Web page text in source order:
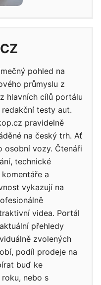
pohled na
průmyslu z
hlavních cílů portálu
testy aut.
pravidelně
na český trh. Ať
osobní vozy. Čtenáři
technické
a
vykazují na
videa. Portál
přehledy
zvolených
podíl prodeje na
buď ke
nebo s